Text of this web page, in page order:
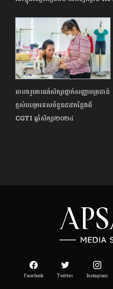
អាហារូបករណ៍សិក្សាថ្នាក់សញ្ញាបត្រជាន់
ខ្ពស់បច្ចេកទេសចំនួន៥៥កន្លែងពី
CGTI ឆ្នាំសិក្សា២០២៤
Facebook Twitter Instagram